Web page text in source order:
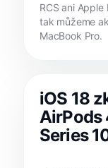
RCS ani
tak můžeme
MacBook Pro.
iOS 18
AirPods
Series